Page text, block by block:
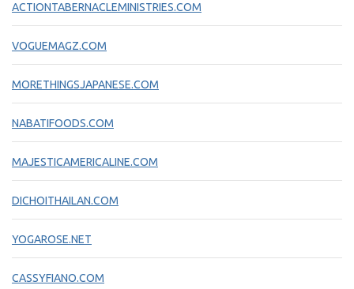
ACTIONTABERNACLEMINISTRIES.COM
VOGUEMAGZ.COM
MORETHINGSJAPANESE.COM
NABATIFOODS.COM
MAJESTICAMERICALINE.COM
DICHOITHAILAN.COM
YOGAROSE.NET
CASSYFIANO.COM